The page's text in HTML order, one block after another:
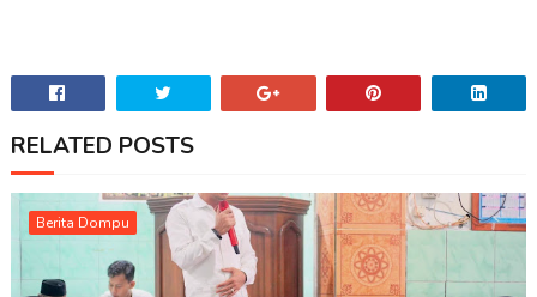
RELATED POSTS
Berita Dompu